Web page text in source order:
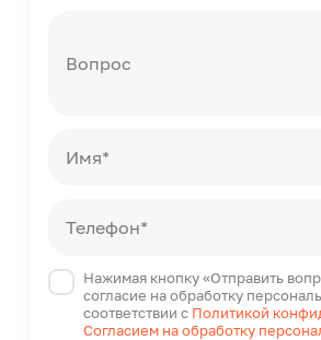
Вопрос
Имя*
Телефон*
Нажимая кнопку «Отправить
согласие на обработку
соответствии с Политикой
Согласием на обработку